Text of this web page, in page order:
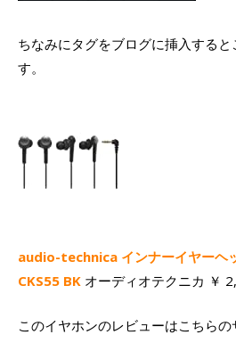
ちなみにタグをブログに挿入する
す。
audio-technica インナーイヤーヘ
CKS55 BK オーディオテクニカ ￥
このイヤホンのレビューはこちらの